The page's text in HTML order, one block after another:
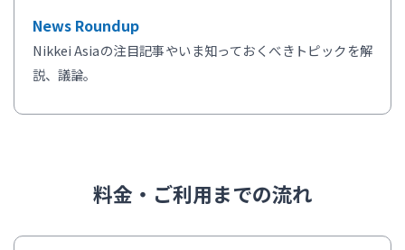
News Roundup
Nikkei Asiaの注目記事やいま知っておくべきトピックを解
説、議論。
料金・ご利用までの流れ